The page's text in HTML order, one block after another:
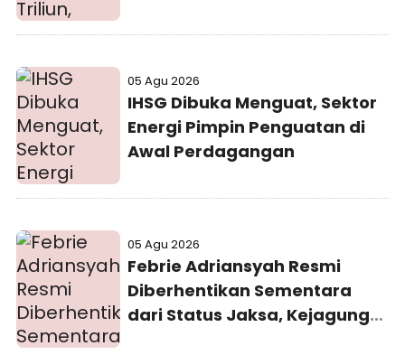
05 Agu 2026
IHSG Dibuka Menguat, Sektor
Energi Pimpin Penguatan di
Awal Perdagangan
05 Agu 2026
Febrie Adriansyah Resmi
Diberhentikan Sementara
dari Status Jaksa, Kejagung